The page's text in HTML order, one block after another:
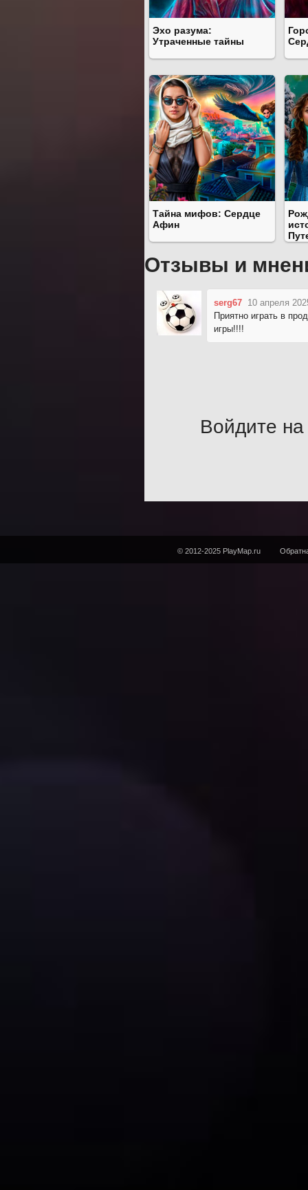
Эхо разума:
Утраченные тайны
Тайна мифов: Сердце
Афин
Отзывы и
serg67 10 апреля
Приятно играть в
игры!!!!
Войдите на
© 2012-2025 PlayMap.ru